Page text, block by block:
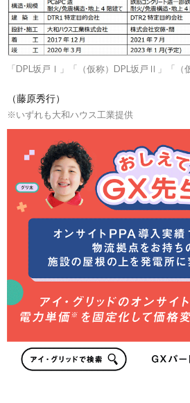
「DPL坂戸Ⅰ」「（仮称）DPL坂戸Ⅱ」「（
（藤原秀行）
※いずれも大和ハウス工業提供